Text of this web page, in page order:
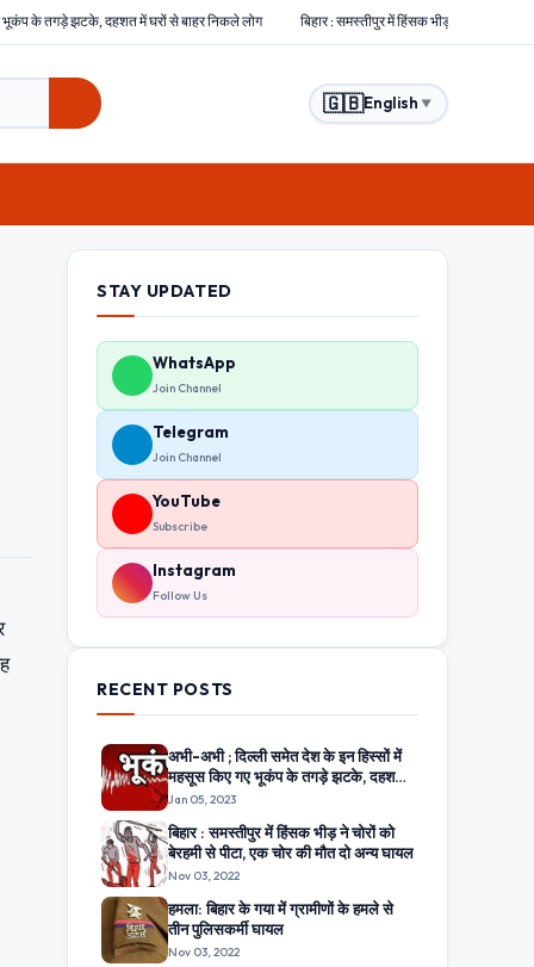
घरों से बाहर निकले लोग बिहार : समस्तीपुर में हिंसक भीड़ ने चोरों को बेरहमी से पीटा, एक चोर की
🇬🇧English ▼
STAY UPDATED
WhatsApp
Join Channel
Telegram
Join Channel
YouTube
Subscribe
Instagram
Follow Us
RECENT POSTS
अभी-अभी ; दिल्ली समेत देश के इन हिस्सों में
महसूस किए गए भूकंप के तगड़े झटके, दहशत
में घरों से बाहर निकले लोग
Jan 05, 2023
बिहार : समस्तीपुर में हिंसक भीड़ ने चोरों को
बेरहमी से पीटा, एक चोर की मौत दो अन्य घायल
Nov 03, 2022
हमला: बिहार के गया में ग्रामीणों के हमले से
तीन पुलिसकर्मी घायल
Nov 03, 2022